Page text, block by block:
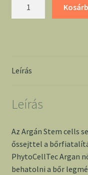
mennyiség
Leírás
Leírás
Az Argán Stem cells
őssejttel a
PhytoCellTec Argan
behatolni a bőr